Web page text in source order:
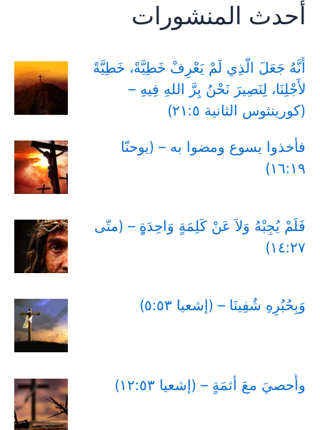
أحدث المنشورات
أَنَّهُ جَعَلَ الَّذِي لَمْ يَعْرِفْ خَطِيَّةً، خَطِيَّةً
لأَجْلِنَا، لِنَصِيرَ نَحْنُ بِرَّ اللهِ فِيهِ –
(كورينثوس الثانية ٢١:٥)
فأخذوا يسوع ومضوا به – (يوحنّا
١٦:١٩)
فَلَمْ يُجِبْهُ وَلاَ عَنْ كَلِمَةٍ وَاحِدَةٍِ – (متّى
١٤:٢٧)
وَبِحُبُرِهِ شُفِينَا – (إشعيا ٥:٥٣)
وأُحصيَ معَ أثمَةٍ – (إشعيا ١٢:٥٣)